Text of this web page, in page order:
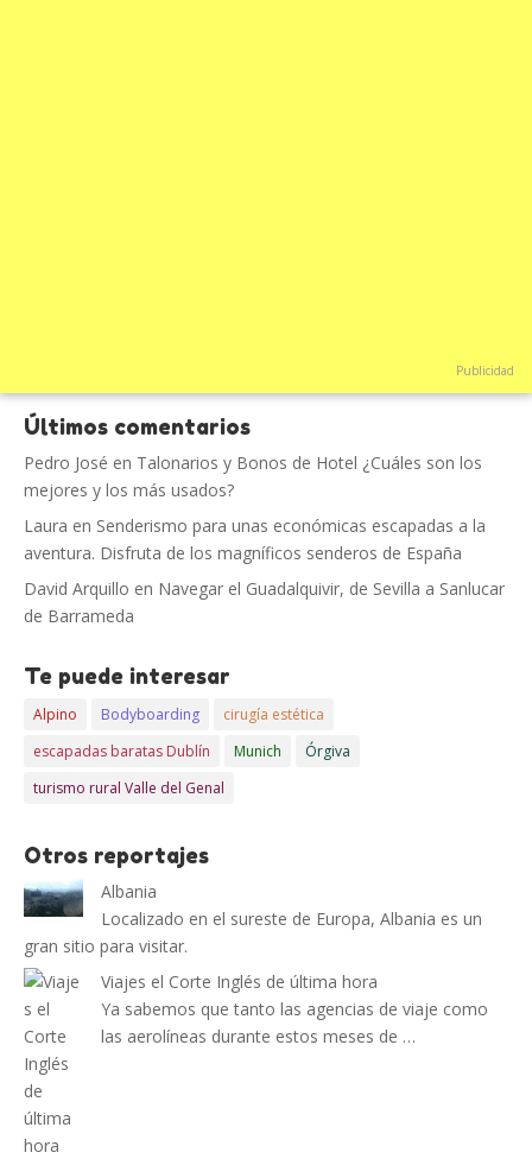
Publicidad
Últimos comentarios
Pedro José en Talonarios y Bonos de Hotel ¿Cuáles son los
mejores y los más usados?
Laura en Senderismo para unas económicas escapadas a la
aventura. Disfruta de los magníficos senderos de España
David Arquillo en Navegar el Guadalquivir, de Sevilla a Sanlucar
de Barrameda
Te puede interesar
Alpino Bodyboarding
cirugía estética
escapadas baratas Dublín
Munich
Órgiva
turismo rural Valle del Genal
Otros reportajes
Albania
Localizado en el sureste de Europa, Albania es un
gran sitio para visitar.
Viajes el Corte Inglés de última hora
Ya sabemos que tanto las agencias de viaje como
las aerolíneas durante estos meses de …